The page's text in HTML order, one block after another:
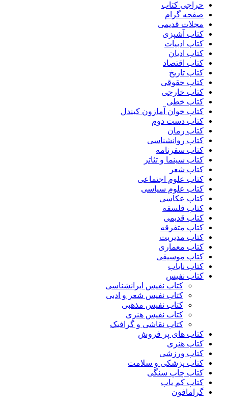
حراجی کتاب
صفحه گرام
مجلات قدیمی
کتاب آشپزی
کتاب ادبیات
کتاب ادیان
کتاب اقتصاد
کتاب تاریخ
کتاب حقوقی
کتاب خارجی
کتاب خطی
کتاب خوان آمازون کیندل
کتاب دست دوم
کتاب رمان
کتاب روانشناسی
کتاب سفرنامه
کتاب سینما و تئاتر
کتاب شعر
کتاب علوم اجتماعی
کتاب علوم سیاسی
کتاب عکاسی
کتاب فلسفه
کتاب قدیمی
کتاب متفرقه
کتاب مدیریت
کتاب معماری
کتاب موسیقی
کتاب نایاب
کتاب نفیس
کتاب نفیس ایرانشناسی
کتاب نفیس شعر و ادبی
کتاب نفیس مذهبی
کتاب نفیس هنری
کتاب نقاشی و گرافیک
کتاب های پر فروش
کتاب هنری
کتاب ورزشی
کتاب پزشکی و سلامت
کتاب چاپ سنگی
کتاب کم یاب
گرامافون